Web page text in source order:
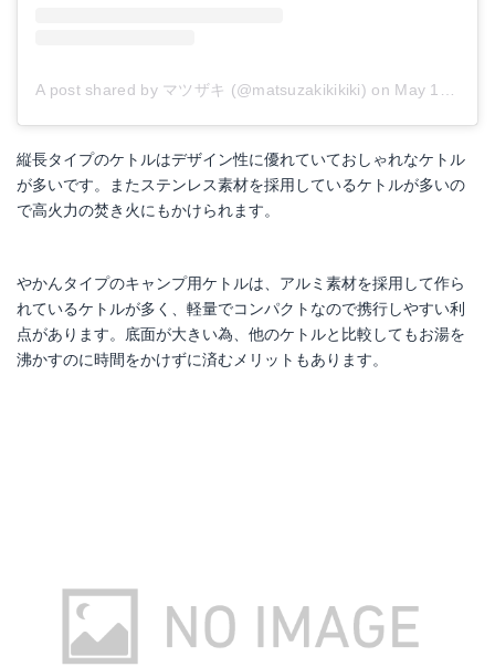
A post shared by マツザキ (@matsuzakikikiki) on May 18, 2018 at 11:12pm PDT
縦長タイプのケトルはデザイン性に優れていておしゃれなケトル
が多いです。またステンレス素材を採用しているケトルが多いの
で高火力の焚き火にもかけられます。
やかんタイプのキャンプ用ケトルは、アルミ素材を採用して作ら
れているケトルが多く、軽量でコンパクトなので携行しやすい利
点があります。底面が大きい為、他のケトルと比較してもお湯を
沸かすのに時間をかけずに済むメリットもあります。